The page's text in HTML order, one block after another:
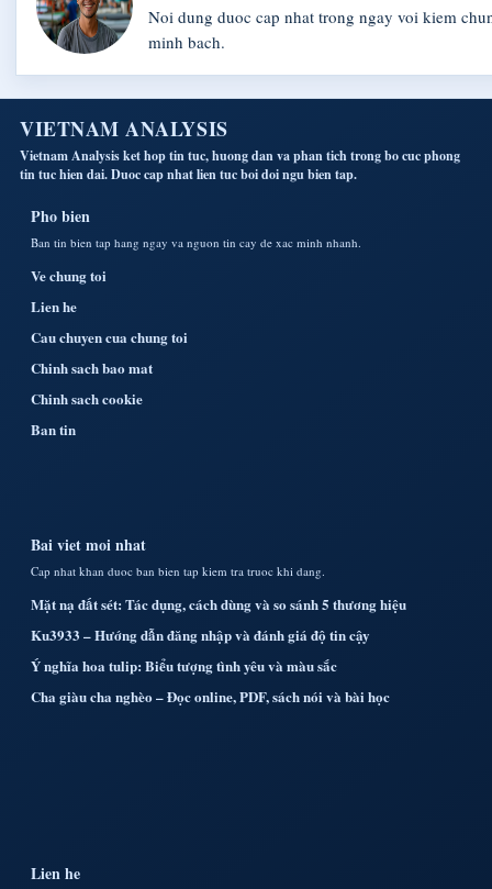
Noi dung duoc cap nhat trong ngay voi kiem
minh bach.
VIETNAM ANALYSIS
Vietnam Analysis ket hop tin tuc, huong dan va phan tich trong bo cuc phong
tin tuc hien dai. Duoc cap nhat lien tuc boi doi ngu bien tap.
Pho bien
Ban tin bien tap hang ngay va nguon tin cay de xac minh nhanh.
Ve chung toi
Lien he
Cau chuyen cua chung toi
Chinh sach bao mat
Chinh sach cookie
Ban tin
Bai viet moi nhat
Cap nhat khan duoc ban bien tap kiem tra truoc khi dang.
Mặt nạ đất sét: Tác dụng, cách dùng và so sánh 5 thương hiệu
Ku3933 – Hướng dẫn đăng nhập và đánh giá độ tin cậy
Ý nghĩa hoa tulip: Biểu tượng tình yêu và màu sắc
Cha giàu cha nghèo – Đọc online, PDF, sách nói và bài học
Lien he